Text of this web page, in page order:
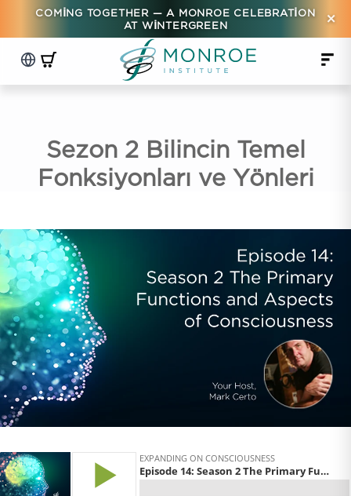
COMING TOGETHER — A MONROE CELEBRATION
AT WINTERGREEN
×
Sezon 2 Bilincin Temel
Fonksiyonları ve Yönleri